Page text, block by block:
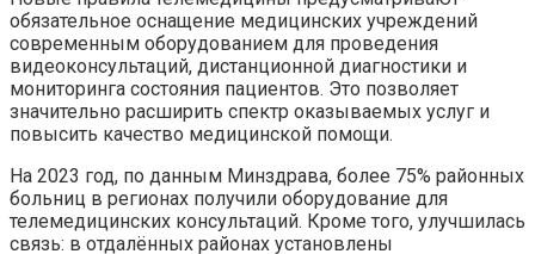
обязательное оснащение медицинских учреждений
современным оборудованием для проведения
видеоконсультаций, дистанционной диагностики и
мониторинга состояния пациентов. Это позволяет
значительно расширить спектр оказываемых услуг и
повысить качество медицинской помощи.
На 2023 год, по данным Минздрава, более 75% районных
больниц в регионах получили оборудование для
телемедицинских консультаций. Кроме того, улучшилась
связь: в отдалённых районах установлены